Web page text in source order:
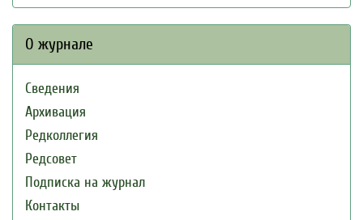
О журнале
Сведения
Архивация
Редколлегия
Редсовет
Подписка на журнал
Контакты